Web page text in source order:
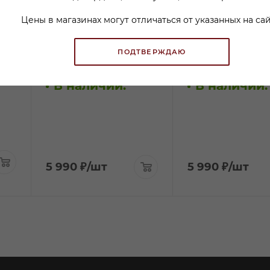
Цены в магазинах могут отличаться от указанных на
ПОДТВЕРЖДАЮ
В наличии:
5 990 ₽/шт
В наличии:
5 990 ₽/шт